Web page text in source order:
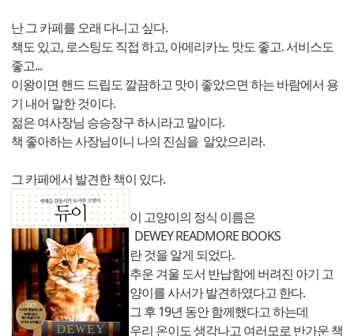
난 그 카페를 오래 다니고 싶다.
책도 있고, 로스팅도 직접 하고, 아메리카노 맛도 좋고. 서비스도
좋고...
이왕이면 핸드 드립도 깔끔하고 맛이 좋았으면 하는 바람에서 용
기 내어 말한 것이다.
젊은 여사장님 승승장구 하시라고 말이다.
책 좋아하는 사장님이니 나의 진심을 알았으리라.
그 카페에서 발견한 책이 있다.
이 고양이의 정식 이름은
DEWEY READMORE BOOKS
란 것을 알게 되었다.
추운 겨울 도서 반납함에 버려진 아기 고
양이를 사서가 발견하였다고 한다.
그 후 19년 동안 함께했다고 하는데
우리 온이도 생각나고 여러모로 반가운 책